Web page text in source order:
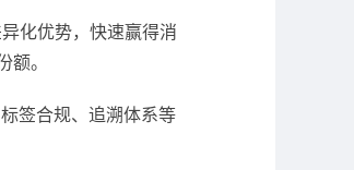
化优势，快速赢得消
额。
签合规、追溯体系等